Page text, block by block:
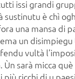
issi grandi
sustinutu è chì
una mansa di
un disimpiegu
vultà
Ùn sarà micca